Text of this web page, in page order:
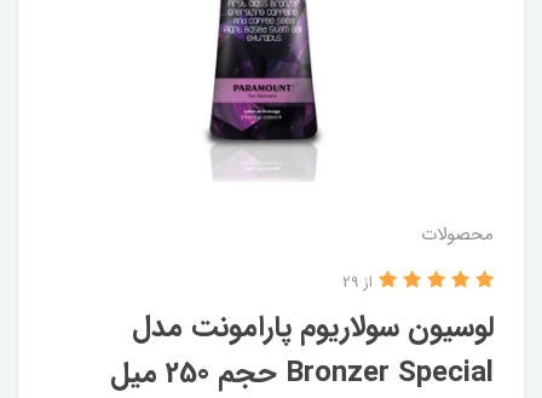
محصولات
لوسیون سولاریوم پارامونت مدل
Bronzer Special حجم 250 میل
از 29